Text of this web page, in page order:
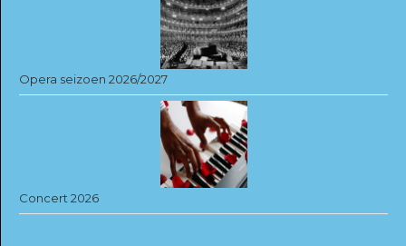
Opera seizoen 2026/2027
Concert 2026